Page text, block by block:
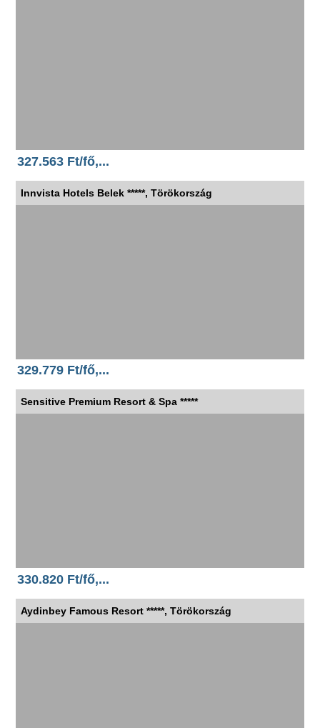
327.563 Ft/fő,...
Innvista Hotels Belek *****, Törökország
329.779 Ft/fő,...
Sensitive Premium Resort & Spa *****
330.820 Ft/fő,...
Aydinbey Famous Resort *****, Törökország